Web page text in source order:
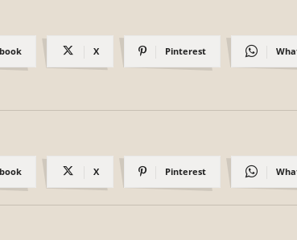
X Pinterest
X Pinterest